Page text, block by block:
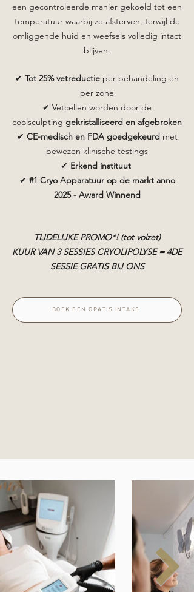
een gecontroleerde manier gekoeld tot een
temperatuur waarbij ze afsterven, terwijl de
omliggende huid en weefsels volledig intact
blijven.
✔ Tot 25% vetreductie per behandeling en
per zone
✔ Vetcellen worden door de
coolsculpting gekristalliseerd en afgebroken
✔ CE-medisch en FDA goedgekeurd met
bewezen klinische testings
✔ Erkend instituut
✔ #1 Cryo Apparatuur op de markt anno
2025 - Award Winnend
TIJDELIJKE PROMO*! (tot volzet)
KUUR VAN 3 SESSIES CRYOLIPOLYSE = 4DE
SESSIE GRATIS BIJ ONS
BOEK EEN GRATIS INTAKE